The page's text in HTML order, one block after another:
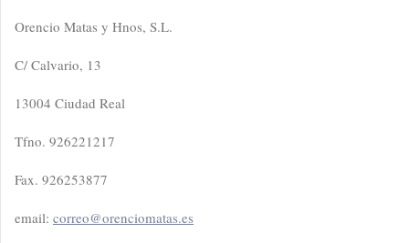
Orencio Matas y Hnos, S.L.
C/ Calvario, 13
13004 Ciudad Real
Tfno. 926221217
Fax. 926253877
email: correo@orenciomatas.es